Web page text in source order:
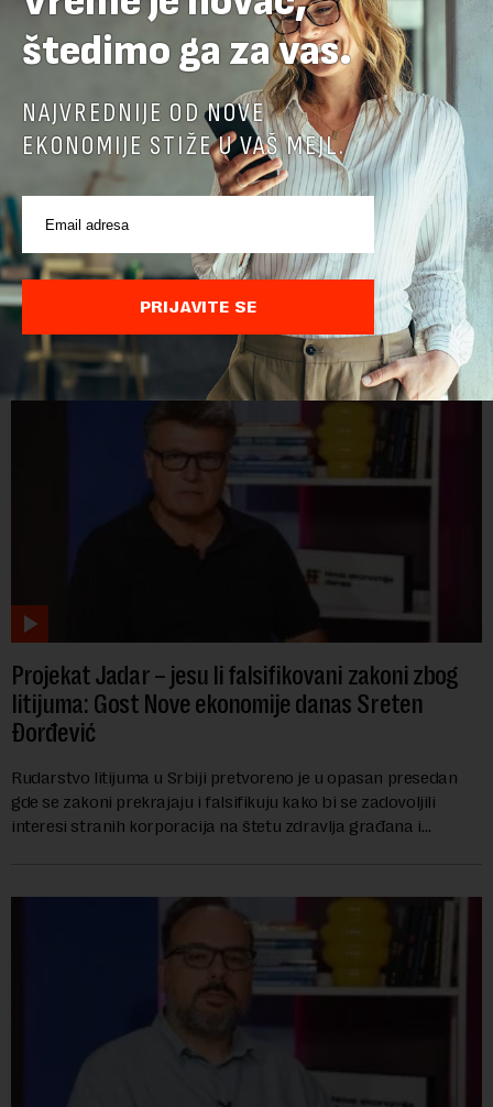
Eutanazija srpskog sela: Za 20 godina ostali smo
bez trećine grla u sektoru svinjogojstva
Afrička kuga svinja i višedecenijsko zanemarivanje stočarstva
u Srbiji doveli su do drastičnog smanjenja stada i masovne
eutanazije stoke, dok se uvoz mesa udvostručio. Zbog
dramatičnog pada domaće ponude, s...
Projekat Jadar – jesu li falsifikovani zakoni zbog
litijuma: Gost Nove ekonomije danas Sreten
Đorđević
Rudarstvo litijuma u Srbiji pretvoreno je u opasan presedan
gde se zakoni prekrajaju i falsifikuju kako bi se zadovoljili
interesi stranih korporacija na štetu zdravlja građana i
štedimo ga za vas.
NAJVREDNIJE OD NOVE
EKONOMIJE STIŽE U VAŠ MEJL.
PRIJAVITE SE